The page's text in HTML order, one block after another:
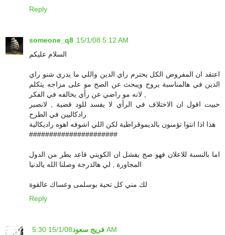
Reply
someone_q8 15/1/08 5:12 AM
السلام عليكم
اعتقد ان المفروض الكل يحترم راي الدين واللي ما يدري شنو راي
الدين في هالمناسبة يروح ويبحث عن الصح مو على مزاجه يتكلم
حبيت اقول ان الاختلاف في الرأي لا يفسد للود قضية , لانصير
رادكاليين في الطرح
هذا اذا انتوا تؤمنون بالديموقراطية لكن اللي اشوفه اهوه راديكالية
######################
اما بالنسبة للاعلان فهو صج يفشل ان الكويتي قاعد يطر من الدول
المجاورة , لي هالدرجة وصلنا الله يالدنيا
لك مني كل تحية بوسلمى وعساك عالقوة
Reply
فريج سعود 15/1/08 5:30 AM